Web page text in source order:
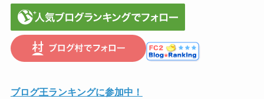
ブログ王ランキングに参加中！